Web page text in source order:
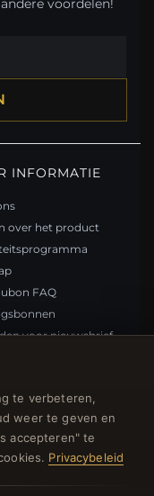
te verbeteren,
weer te geven en
accepteren" te
Privacybeleid
voordelen!
INFORMATIE
over het product
FAQ
voor nieuwsbrief